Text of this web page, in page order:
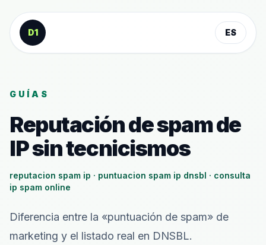
Saltar al contenido
D1
ES
GUÍAS
Reputación de spam de
IP sin tecnicismos
reputacion spam ip · puntuacion spam ip dnsbl · consulta
ip spam online
Diferencia entre la «puntuación de spam» de
marketing y el listado real en DNSBL.